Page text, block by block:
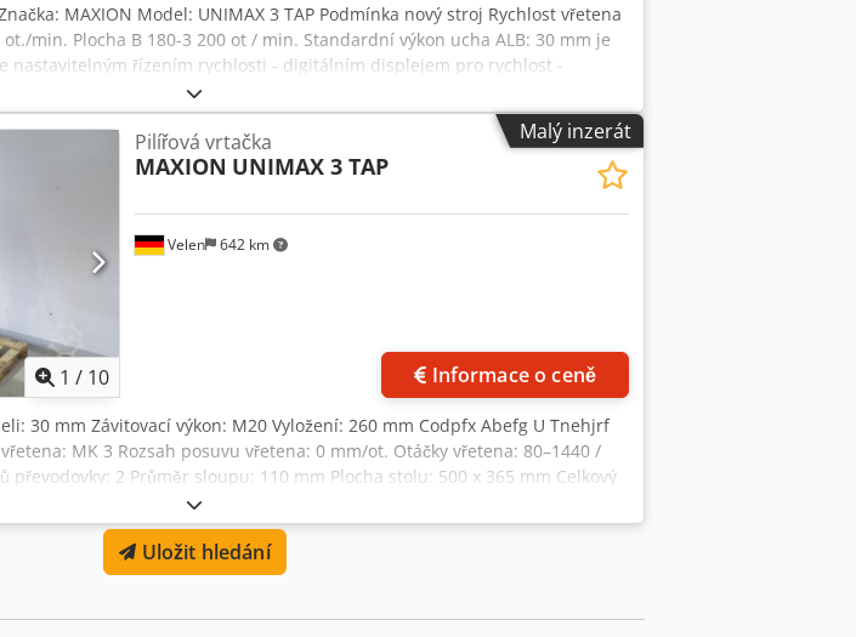
MAXION Model: UNIMAX 3 TAP Podmínka nový stroj Rychlost vřetena
ot./min. Plocha B 180-3 200 ot / min. Standardní výkon ucha ALB: 30 mm je
nastavitelným řízením rychlosti - digitálním displejem pro rychlost -
vrtání - řezacím zařízením na niti - lehkým strojem - automatickým
Crodpod Hrhvefx Abhef
Malý inzerát
1 / 10
Velen 642 km
Pilířová vrtačka
MAXION UNIMAX 3 TAP
Informace o ceně
30 mm Závitovací výkon: M20 Vyložení: 260 mm Codpfx Abefg U Tnehjrf
MK 3 Rozsah posuvu vřetena: 0 mm/ot. Otáčky vřetena: 80–1440 /
převodovky: 2 Průměr sloupu: 110 mm Plocha stolu: 500 x 365 mm Celkový
cca 0,27 t Potřebný prostor cca 0,4 x 1,2 x 1,9 m Akční cena
sloupový vrtačka s širokou oblastí použití. Vrtací stůl je nastavitelný
převodu a lze jej otáčet kolem sloupu. Přepínač otáček vpravo/vlevo.
motoru. Hvězdicová rukojeť. Digitální ukazatel otáček v základní
Uložit hledání